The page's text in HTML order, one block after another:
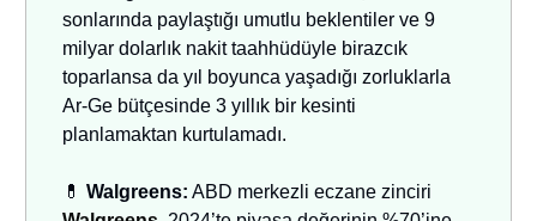
sonlarında paylaştığı umutlu beklentiler ve 9
milyar dolarlık nakit taahhüdüyle birazcık
toparlansa da yıl boyunca yaşadığı zorluklarla
Ar-Ge bütçesinde 3 yıllık bir kesinti
planlamaktan kurtulamadı.
💊 Walgreens: ABD merkezli eczane zinciri